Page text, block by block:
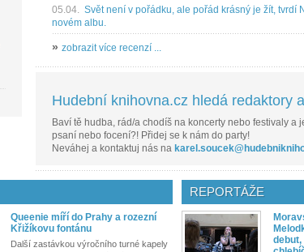
05.04. Svět není v pořádku, ale pořád krásný je žít, tvrdí
novém albu.
» zobrazit více recenzí ...
Hudební knihovna.cz hledá redaktory
Baví tě hudba, rád/a chodíš na koncerty nebo festivaly a
psaní nebo focení?! Přidej se k nám do party!
Neváhej a kontaktuj nás na
Queenie míří do Prahy a rozezní
Křižíkovu fontánu
Další zastávkou výročního turné kapely
REPORTÁŽE
debut,